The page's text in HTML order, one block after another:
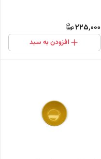
225,000
افزودن به سبد